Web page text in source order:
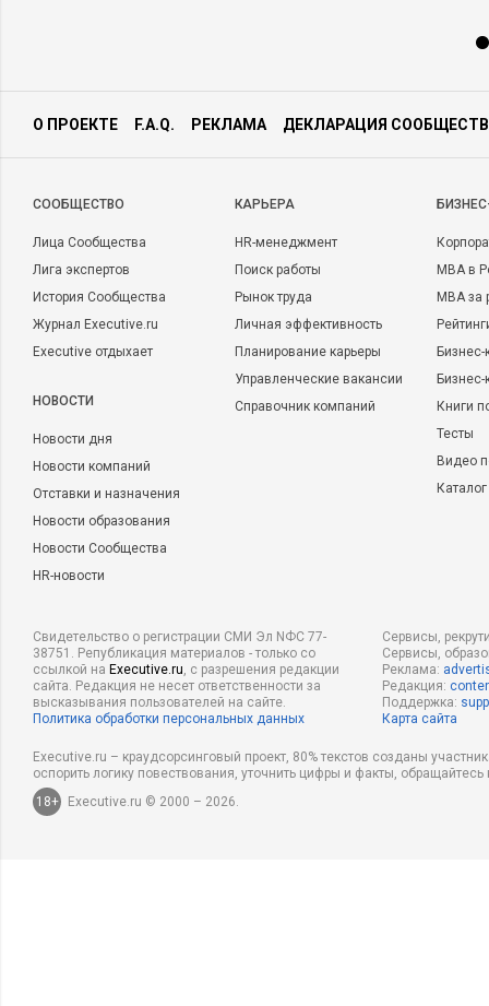
О ПРОЕКТЕ F.A.Q. РЕКЛАМА ДЕКЛАРАЦИЯ
CООБЩЕСТВО
Лица Сообщества
Лига экспертов
История Сообщества
Журнал Executive.ru
Executive отдыхает
НОВОСТИ
Новости дня
Новости компаний
Отставки и назначения
Новости образования
Новости Сообщества
HR-новости
КАРЬЕРА
HR-менеджмент
Поиск работы
Рынок труда
Личная эффективность
Планирование карьеры
Управленческие вакансии
Справочник компаний
MBA в
MBA
Бизнес-
Книги
Тесты
Видео
Свидетельство о регистрации СМИ Эл NФС 77-
38751. Републикация материалов - только со
ссылкой на Executive.ru, с разрешения редакции
сайта. Редакция не несет ответственности за
высказывания пользователей на сайте.
Политика обработки персональных данных
Сервисы,
Сервисы,
Реклама:
Редакция:
Поддержка:
Карта сайта
Executive.ru – краудсорсинговый проект, 80% текстов созданы
оспорить логику повествования, уточнить цифры и факты,
18+
Executive.ru © 2000 – 2026.